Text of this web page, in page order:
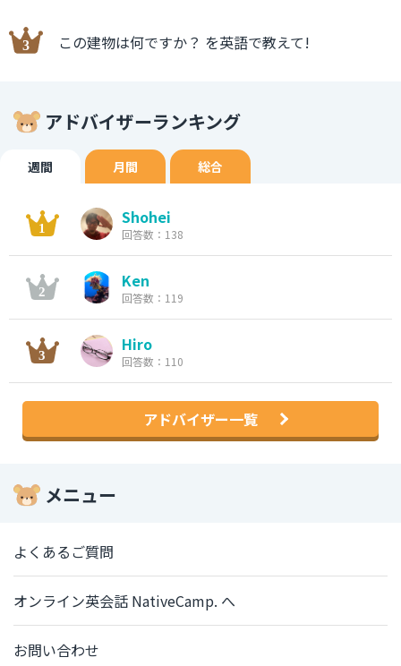
この建物は何ですか？ を英語で教えて!
アドバイザーランキング
週間 月間 総合
Shohei
回答数：138
Ken
回答数：119
Hiro
回答数：110
アドバイザー一覧
メニュー
よくあるご質問
オンライン英会話 NativeCamp. へ
お問い合わせ